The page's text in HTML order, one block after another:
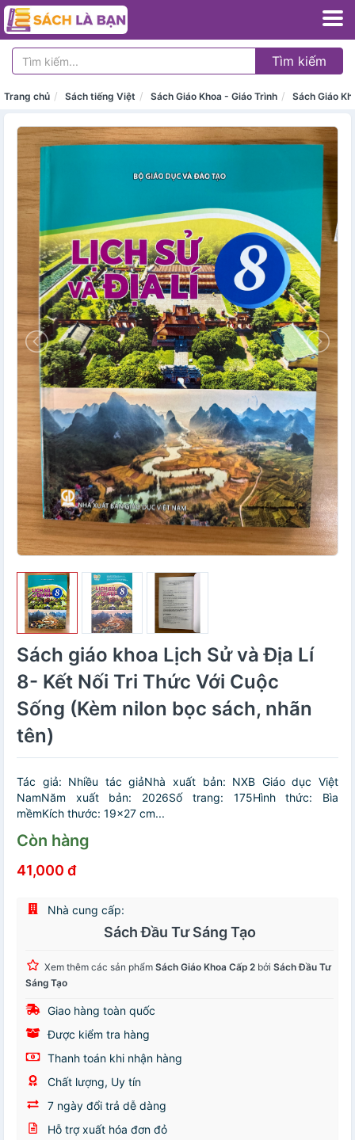
Tìm kiếm
Trang chủ Sách tiếng Việt Sách Giáo Khoa - Giáo Trình Sách Giáo
Sách giáo khoa Lịch Sử và Địa Lí
8- Kết Nối Tri Thức Với Cuộc
Sống (Kèm nilon bọc sách, nhãn
tên)
Tác giả: Nhiều tác giảNhà xuất bản: NXB Giáo dục Việt
NamNăm xuất bản: 2026Số trang: 175Hình thức: Bìa
mềmKích thước: 19x27 cm...
Còn hàng
41,000 đ
Nhà cung cấp:
Sách Đầu Tư Sáng Tạo
Xem thêm các sản phẩm Sách Giáo Khoa Cấp 2 bởi Sách Đầu Tư
Sáng Tạo
Giao hàng toàn quốc
Được kiểm tra hàng
Thanh toán khi nhận hàng
Chất lượng, Uy tín
7 ngày đổi trả dễ dàng
Hỗ trợ xuất hóa đơn đỏ